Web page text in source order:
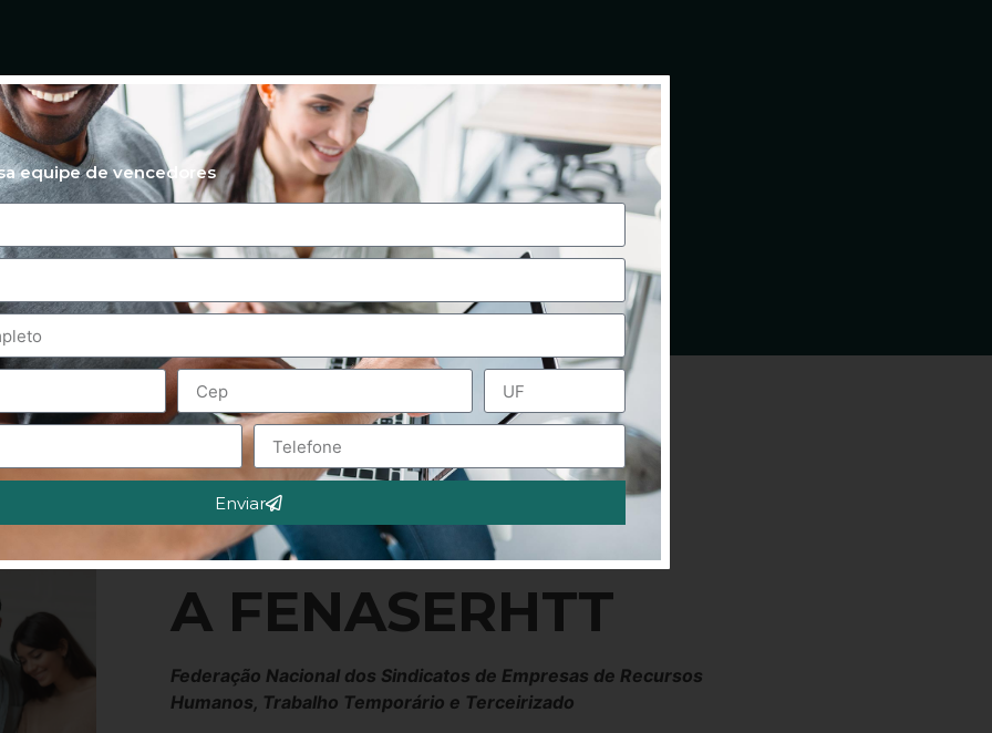
SOBRE
A FENASERHTT
Federação Nacional dos Sindicatos de Empresas de Recursos
Humanos, Trabalho Temporário e Terceirizado
equipe de vencedores
Enviar